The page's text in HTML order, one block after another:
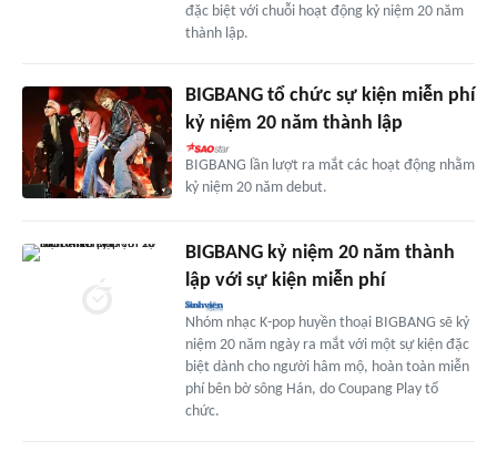
đặc biệt với chuỗi hoạt động kỷ niệm 20 năm
thành lập.
BIGBANG tổ chức sự kiện miễn phí
kỷ niệm 20 năm thành lập
BIGBANG lần lượt ra mắt các hoạt động nhằm
kỷ niệm 20 năm debut.
BIGBANG kỷ niệm 20 năm thành
lập với sự kiện miễn phí
Nhóm nhạc K-pop huyền thoại BIGBANG sẽ kỷ
niệm 20 năm ngày ra mắt với một sự kiện đặc
biệt dành cho người hâm mộ, hoàn toàn miễn
phí bên bờ sông Hán, do Coupang Play tổ
chức.